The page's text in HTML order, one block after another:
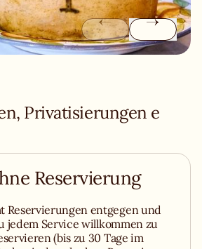
Privatisierungen e
Reservierung
Reservierungen entgegen und
jedem Service willkommen zu
(bis zu 30 Tage im